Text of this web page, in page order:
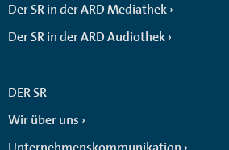
Der SR in der ARD Mediathek
Der SR in der ARD Audiothek
DER SR
Wir über uns